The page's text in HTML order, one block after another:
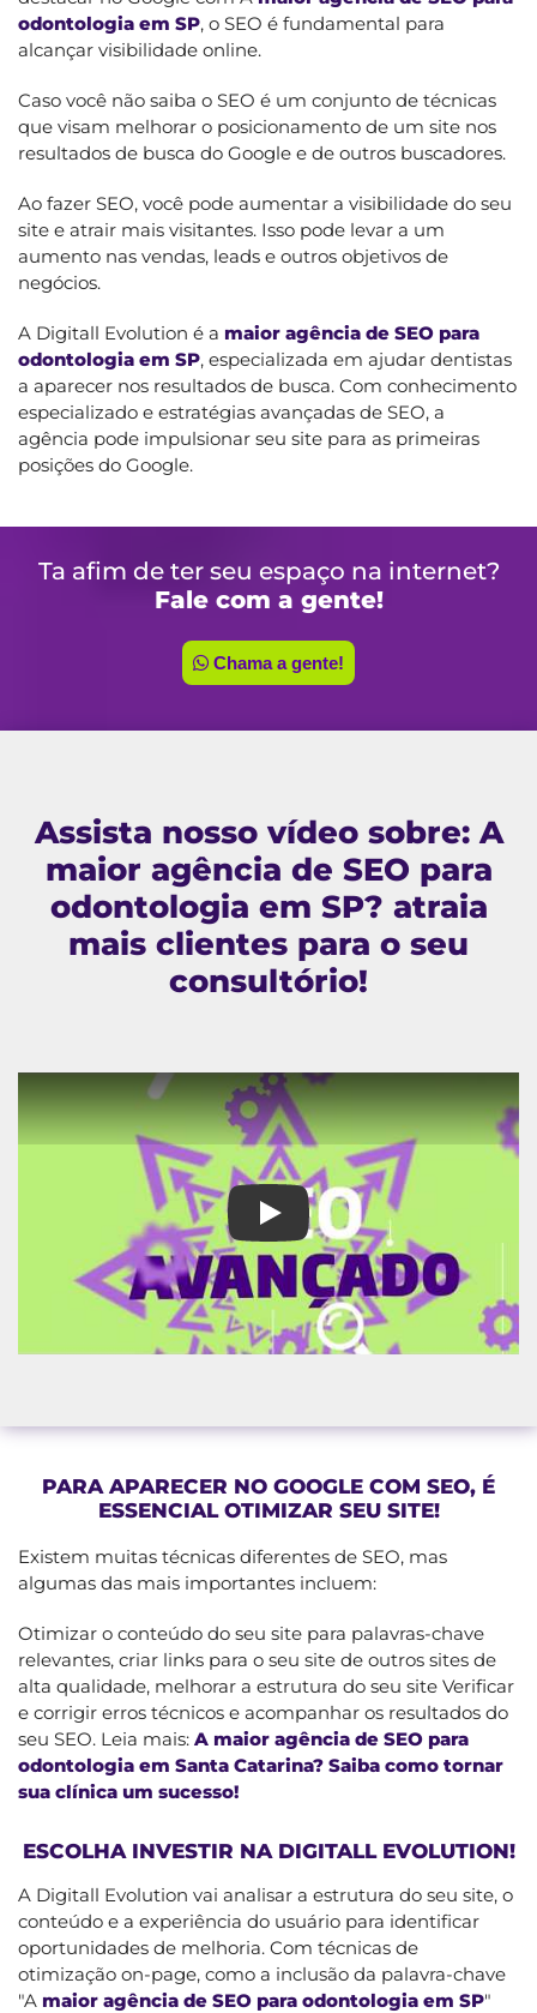
odontologia em SP, o SEO é fundamental para
alcançar visibilidade online.
Caso você não saiba o SEO é um conjunto de técnicas
que visam melhorar o posicionamento de um site nos
resultados de busca do Google e de outros buscadores.
Ao fazer SEO, você pode aumentar a visibilidade do seu
site e atrair mais visitantes. Isso pode levar a um
aumento nas vendas, leads e outros objetivos de
negócios.
A Digitall Evolution é a maior agência de SEO para
odontologia em SP, especializada em ajudar dentistas
a aparecer nos resultados de busca. Com conhecimento
especializado e estratégias avançadas de SEO, a
agência pode impulsionar seu site para as primeiras
posições do Google.
Ta afim de ter seu espaço na internet?
Fale com a gente!
Chama a gente!
Assista nosso vídeo sobre: A
maior agência de SEO para
odontologia em SP? atraia
mais clientes para o seu
consultório!
A maior agência de SEO para
PARA APARECER NO GOOGLE COM SEO, É
ESSENCIAL OTIMIZAR SEU SITE!
Existem muitas técnicas diferentes de SEO, mas
algumas das mais importantes incluem:
Otimizar o conteúdo do seu site para palavras-chave
relevantes, criar links para o seu site de outros sites de
alta qualidade, melhorar a estrutura do seu site Verificar
e corrigir erros técnicos e acompanhar os resultados do
seu SEO. Leia mais: A maior agência de SEO para
odontologia em Santa Catarina? Saiba como tornar
sua clínica um sucesso!
ESCOLHA INVESTIR NA DIGITALL EVOLUTION!
A Digitall Evolution vai analisar a estrutura do seu site, o
conteúdo e a experiência do usuário para identificar
oportunidades de melhoria. Com técnicas de
otimização on-page, como a inclusão da palavra-chave
"A maior agência de SEO para odontologia em SP"